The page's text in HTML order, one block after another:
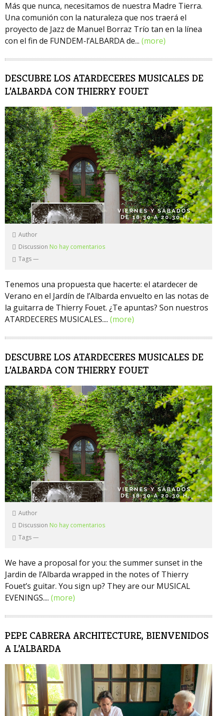
Más que nunca, necesitamos de nuestra Madre Tierra.
Una comunión con la naturaleza que nos traerá el
proyecto de Jazz de Manuel Borraz Trío tan en la línea
con el fin de FUNDEM-l’ALBARDA de... (more)
DESCUBRE LOS ATARDECERES MUSICALES DE
L’ALBARDA CON THIERRY FOUET
Author
Discussion No hay comentarios
Tags—
Tenemos una propuesta que hacerte: el atardecer de
Verano en el Jardín de l’Albarda envuelto en las notas de
la guitarra de Thierry Fouet. ¿Te apuntas? Son nuestros
ATARDECERES MUSICALES.... (more)
DESCUBRE LOS ATARDECERES MUSICALES DE
L’ALBARDA CON THIERRY FOUET
Author
Discussion No hay comentarios
Tags—
We have a proposal for you: the summer sunset in the
Jardin de l’Albarda wrapped in the notes of Thierry
Fouet’s guitar. You sign up? They are our MUSICAL
EVENINGS.... (more)
PEPE CABRERA ARCHITECTURE, BIENVENIDOS
A L’ALBARDA